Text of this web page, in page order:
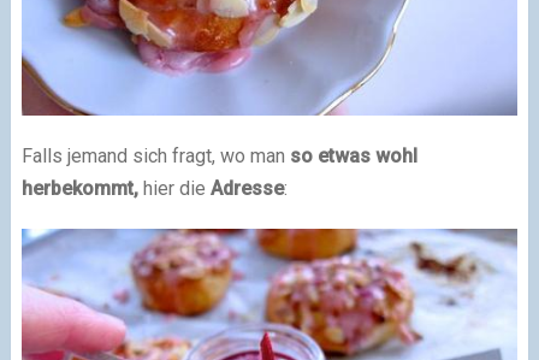
Falls jemand sich fragt, wo man so etwas wohl
herbekommt,hier die Adresse: